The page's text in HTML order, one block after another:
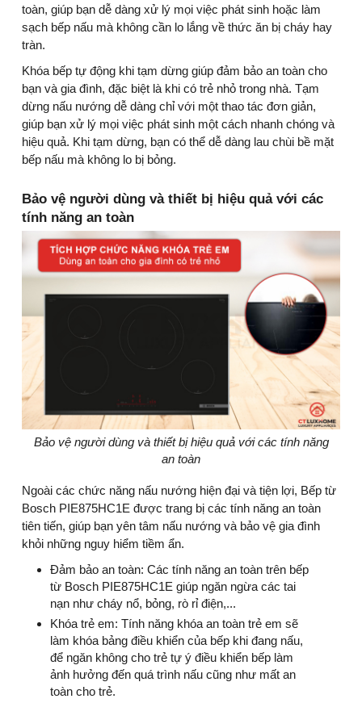
toàn, giúp bạn dễ dàng xử lý mọi việc phát sinh hoặc làm
sạch bếp nấu mà không cần lo lắng về thức ăn bị cháy hay
tràn.
Khóa bếp tự động khi tạm dừng giúp đảm bảo an toàn cho
bạn và gia đình, đặc biệt là khi có trẻ nhỏ trong nhà. Tạm
dừng nấu nướng dễ dàng chỉ với một thao tác đơn giản,
giúp bạn xử lý mọi việc phát sinh một cách nhanh chóng và
hiệu quả. Khi tạm dừng, bạn có thể dễ dàng lau chùi bề mặt
bếp nấu mà không lo bị bỏng.
Bảo vệ người dùng và thiết bị hiệu quả với các
tính năng an toàn
Bảo vệ người dùng và thiết bị hiệu quả với các tính năng
an toàn
Ngoài các chức năng nấu nướng hiện đại và tiện lợi, Bếp từ
Bosch PIE875HC1E được trang bị các tính năng an toàn
tiên tiến, giúp bạn yên tâm nấu nướng và bảo vệ gia đình
khỏi những nguy hiểm tiềm ẩn.
Đảm bảo an toàn: Các tính năng an toàn trên bếp
từ Bosch PIE875HC1E giúp ngăn ngừa các tai
nạn như cháy nổ, bỏng, rò rỉ điện,...
Khóa trẻ em: Tính năng khóa an toàn trẻ em sẽ
làm khóa bảng điều khiển của bếp khi đang nấu,
để ngăn không cho trẻ tự ý điều khiển bếp làm
ảnh hưởng đến quá trình nấu cũng như mất an
toàn cho trẻ.